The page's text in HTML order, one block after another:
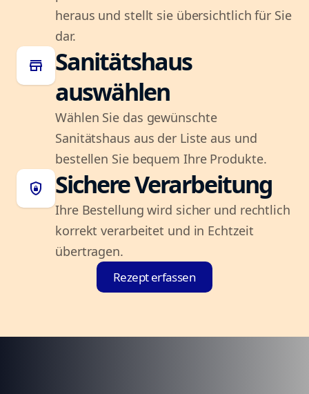
heraus und stellt sie übersichtlich für Sie
dar.
store
Sanitätshaus
auswählen
Wählen Sie das gewünschte
Sanitätshaus aus der Liste aus und
bestellen Sie bequem Ihre Produkte.
shield_lock Sichere Verarbeitung
Ihre Bestellung wird sicher und rechtlich
korrekt verarbeitet und in Echtzeit
übertragen.
Rezept erfassen